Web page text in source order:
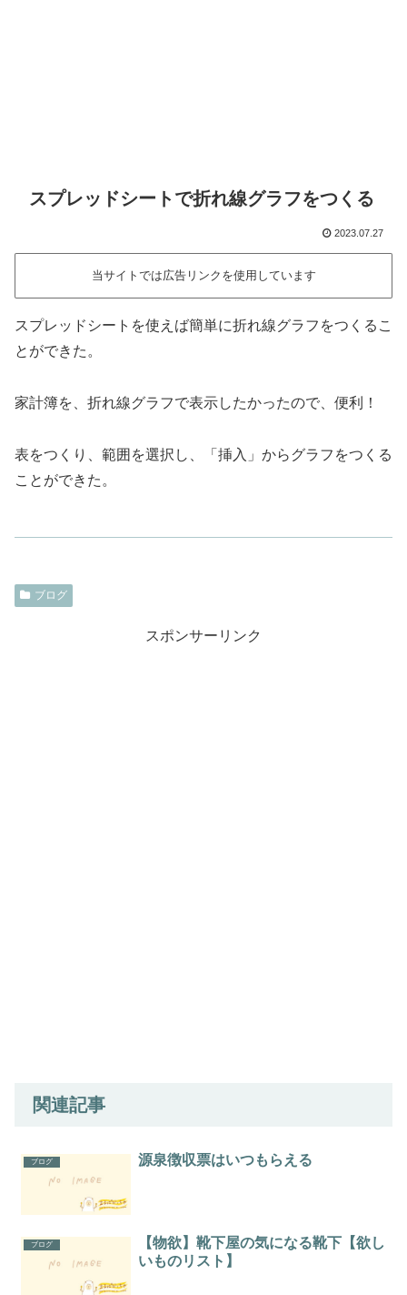
スプレッドシートで折れ線グラフをつくる
2023.07.27
当サイトでは広告リンクを使用しています
スプレッドシートを使えば簡単に折れ線グラフをつくるこ
とができた。
家計簿を、折れ線グラフで表示したかったので、便利！
表をつくり、範囲を選択し、「挿入」からグラフをつくる
ことができた。
ブログ
スポンサーリンク
関連記事
ブログ 源泉徴収票はいつもらえる
ブログ
【物欲】靴下屋の気になる靴下【欲し
いものリスト】